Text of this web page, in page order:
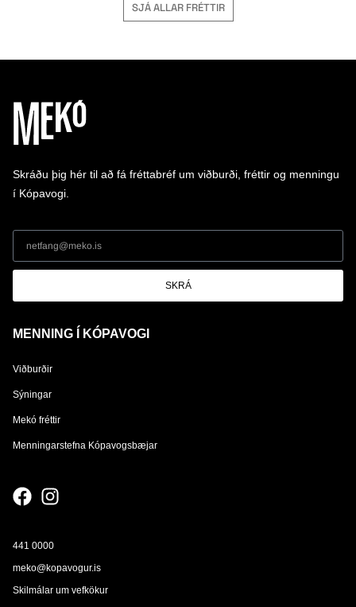
SJÁ ALLAR FRÉTTIR
Skráðu þig hér til að fá fréttabréf um viðburði, fréttir og menningu
í Kópavogi.
SKRÁ
MENNING Í KÓPAVOGI
Viðburðir
Sýningar
Mekó fréttir
Menningarstefna Kópavogsbæjar
441 0000
meko@kopavogur.is
Skilmálar um vefkökur